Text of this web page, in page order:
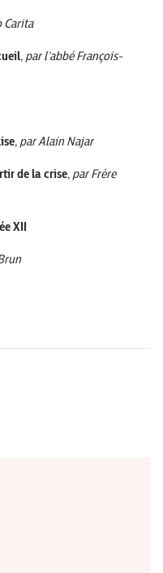
Carita
, par l’abbé François-
, par Alain Najar
de la crise, par Frère
XII